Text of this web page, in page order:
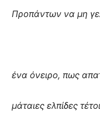
Προπάντων να μη
ένα όνειρο, πως
μάταιες ελπίδες